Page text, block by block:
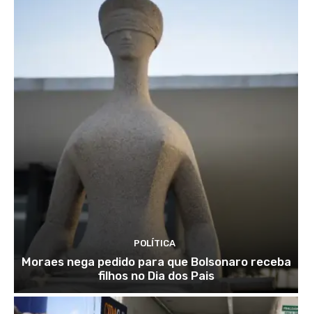
POLÍTICA
Moraes nega pedido para que Bolsonaro receba
filhos no Dia dos Pais